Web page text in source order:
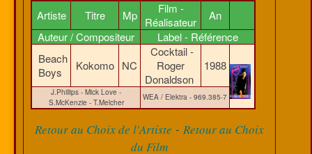
Artiste Titre Mp
Film -
Réalisateur
An
Auteur / Compositeur
Label - Référence
Beach
Boys
Kokomo NC
Cocktail -
Roger
Donaldson
1988
J.Phillips - Mick Love -
S.McKenzie - T.Melcher
WEA / Elektra - 969.385-7
Retour au Choix de l'Artiste - Retour au Choix
du Film